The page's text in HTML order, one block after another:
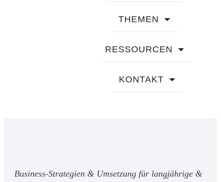
THEMEN
RESSOURCEN
KONTAKT
Business-Strategien & Umsetzung für langjährige &